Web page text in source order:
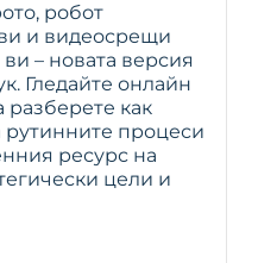
робот
и видеосрещи
– новата версия
Гледайте онлайн
разберете как
рутинните процеси
ресурс на
цели и